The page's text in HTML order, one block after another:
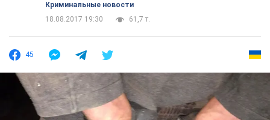
Криминальные новости
18.08.2017 19:30
61,7 т.
45